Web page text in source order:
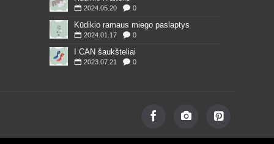
2024.05.20 0
Kūdikio ramaus miego paslaptys
2024.01.17 0
I CAN šaukšteliai
2023.07.21 0